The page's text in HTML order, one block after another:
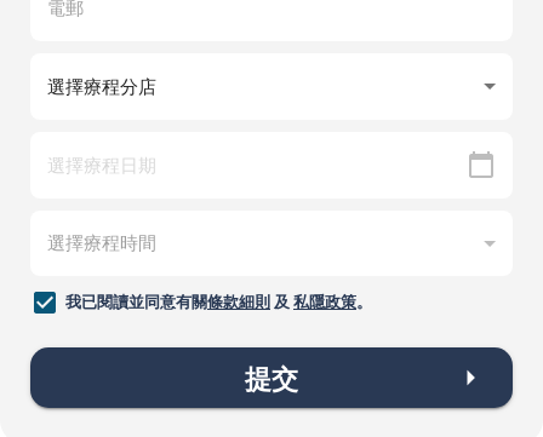
我已閱讀並同意有關條款細則 及 私隱政策。
提交